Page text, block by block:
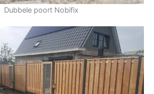
Dubbele poort Nobifix